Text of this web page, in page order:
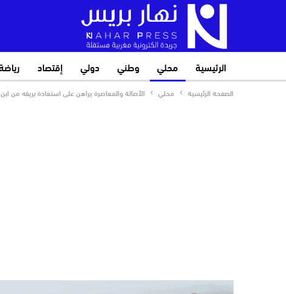
الرئيسية محلي وطني دولي إقتصاد
الصفحة الرئيسية محلي الأصالة والمعاصرة يراهن على استعادة بريقه من